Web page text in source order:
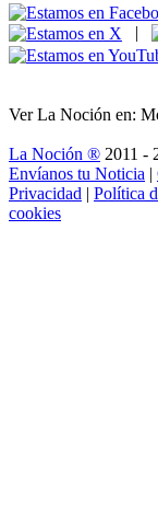
|
Ver La Noción en:
La Noción ® 2011 -
Envíanos tu Noticia |
Privacidad | Política
cookies